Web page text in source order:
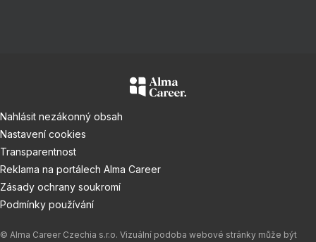
Nahlásit nezákonný obsah
Nastavení cookies
Transparentnost
Reklama na portálech Alma Career
Zásady ochrany soukromí
Podmínky používání
© Alma Career Czechia s.r.o. Vizuální podoba webové stránky může být